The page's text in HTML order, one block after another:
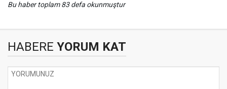
Bu haber toplam 83 defa okunmuştur
HABERE YORUM KAT